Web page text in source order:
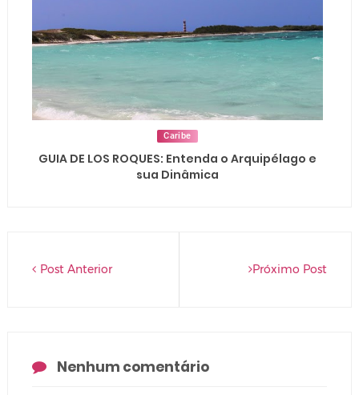
Caribe
GUIA DE LOS ROQUES: Entenda o Arquipélago e
sua Dinâmica
Próximo Post
Post Anterior
Nenhum comentário